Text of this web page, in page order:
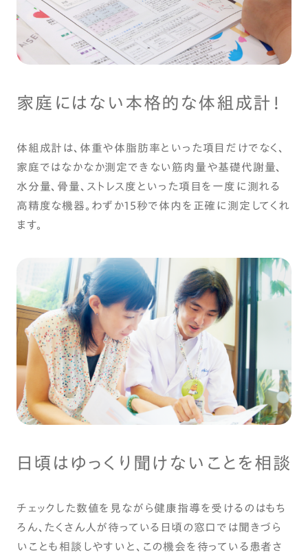
家庭にはない本格的な体組成計！
体組成計は、体重や体脂肪率といった項目だけでなく、
家庭ではなかなか測定できない筋肉量や基礎代謝量、
水分量、骨量、ストレス度といった項目を一度に測れる
高精度な機器。わずか15秒で体内を正確に測定してくれ
ます。
日頃はゆっくり聞けないことを相談
チェックした数値を見ながら健康指導を受けるのはもち
ろん、たくさん人が待っている日頃の窓口では聞きづら
いことも相談しやすいと、この機会を待っている患者さ